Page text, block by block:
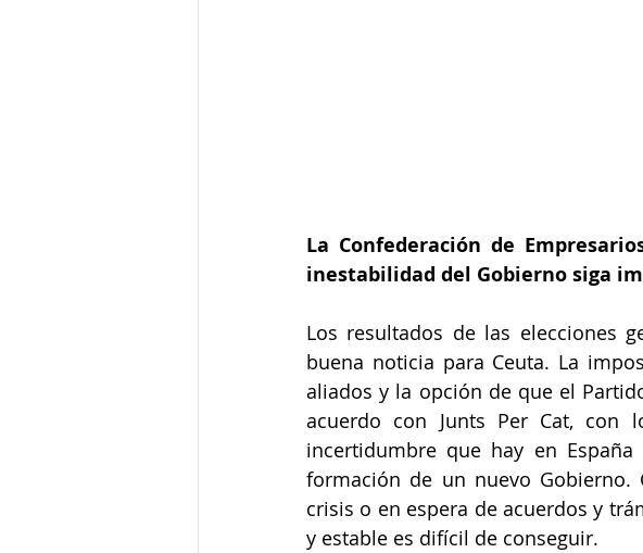
La Confederación de
inestabilidad del Gobierno siga
Los resultados de las elecciones
buena noticia para Ceuta. La
aliados y la opción de que el
acuerdo con Junts Per Cat,
incertidumbre que hay en
formación de un nuevo Gobierno.
crisis o en espera de acuerdos y
y estable es difícil de conseguir.